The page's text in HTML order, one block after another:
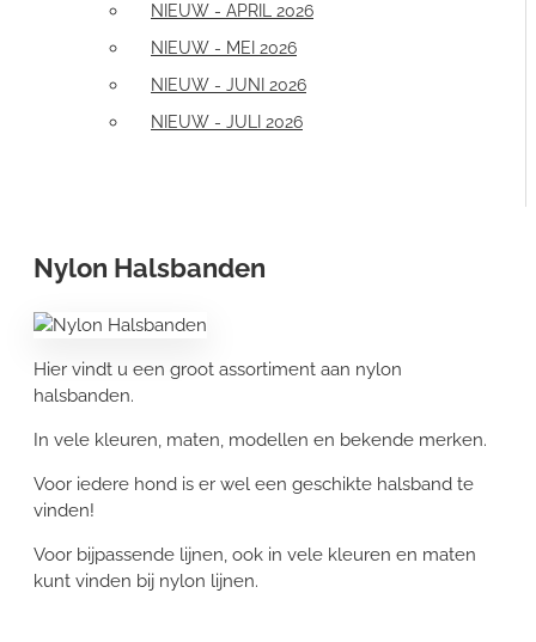
NIEUW - APRIL 2026
NIEUW - MEI 2026
NIEUW - JUNI 2026
NIEUW - JULI 2026
Nylon Halsbanden
Hier vindt u een groot assortiment aan nylon
halsbanden.
In vele kleuren, maten, modellen en bekende merken.
Voor iedere hond is er wel een geschikte halsband te
vinden!
Voor bijpassende lijnen, ook in vele kleuren en maten
kunt vinden bij nylon lijnen.